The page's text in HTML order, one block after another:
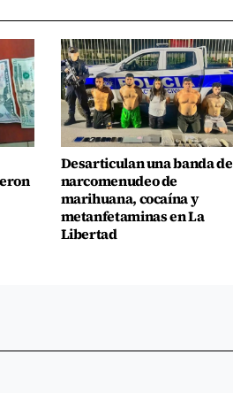
Desarticulan una banda de
narcomenudeo de
marihuana, cocaína y
metanfetaminas en La
Libertad